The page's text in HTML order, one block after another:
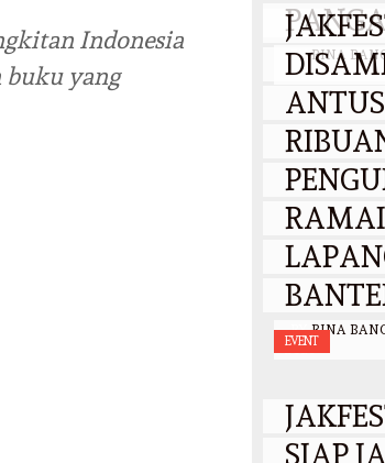
Indonesia
buku yang
BY BINA
2026
BY BINA
2026
EVENT
SIAP